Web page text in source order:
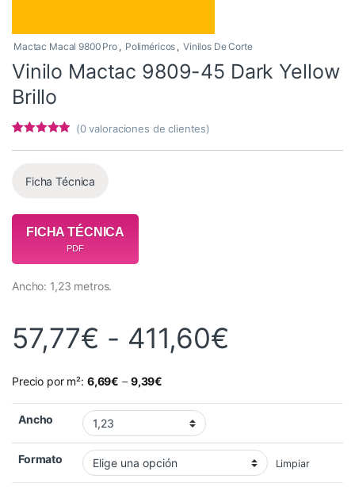
Mactac Macal 9800 Pro , Poliméricos , Vinilos De Corte
Vinilo Mactac 9809-45 Dark Yellow
Brillo
valoracione
s de
(0valoraciones de clientes)
Ficha Técnica
FICHA TÉCNICA
PDF
Ancho: 1,23 metros.
57,77€ - 411,60€
Precio por m²: 6,69€ – 9,39€
Ancho
Formato Limpiar